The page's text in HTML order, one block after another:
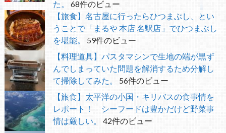
た。
68件のビュー
【旅食】名古屋に行ったらひつまぶし、とい
うことで「まるや 本店 名駅店」でひつまぶし
を堪能。
59件のビュー
【料理道具】パスタマシンで生地の端が黒ず
んでしまっていた問題を解消するため分解し
て掃除してみた。
56件のビュー
【旅食】太平洋の小国・キリバスの食事情を
レポート！ シーフードは豊かだけど野菜事
情は厳しい。
42件のビュー